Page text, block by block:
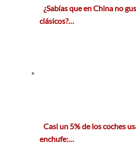
¿Sabías que en China no
clásicos?…
Casi un 5% de los coches
enchufe:…